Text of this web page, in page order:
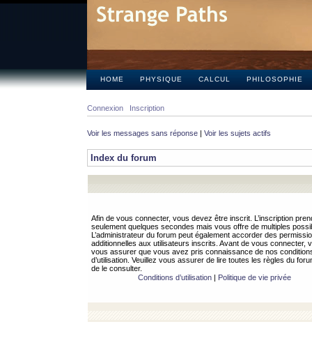
HOME PHYSIQUE CALCUL PHILOSOPHIE
Connexion Inscription
Voir les messages sans réponse | Voir les sujets actifs
Index du forum
Afin de vous connecter, vous devez être inscrit. L’inscription
seulement quelques secondes mais vous offre de multiples
L’administrateur du forum peut également accorder des
additionnelles aux utilisateurs inscrits. Avant de vous connecter,
vous assurer que vous avez pris connaissance de nos
d’utilisation. Veuillez vous assurer de lire toutes les règles du
de le consulter.
Conditions d’utilisation| Politique de vie privée